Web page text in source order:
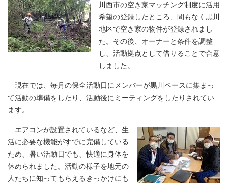
川西市の空き家マッチング制度に活用
希望の登録したところ、間もなく黒川
地区で空き家の物件が登録されまし
た。その後、オーナーと条件を調整
し、活動拠点として借りることで合意
しました。
現在では、毎月の保全活動日にメンバーが黒川ベースに集まっ
て活動の準備をしたり、活動後にミーティングをしたりされてい
ます。
エアコンが設置されているなど、生
活に必要な機能がすでに完備している
ため、暑い活動日でも、快適に身体を
休められました。活動の様子を地元の
人たちに知ってもらえるきっかけにも